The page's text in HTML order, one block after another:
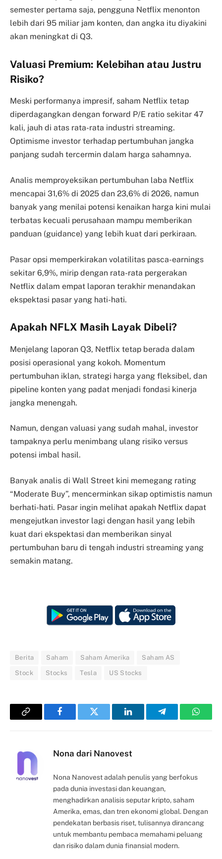
semester pertama saja, pengguna Netflix menonton
lebih dari 95 miliar jam konten, dan angka itu diyakini
akan meningkat di Q3.
Valuasi Premium: Kelebihan atau Justru
Risiko?
Meski performanya impresif, saham Netflix tetap
diperdagangkan dengan forward P/E ratio sekitar 47
kali, jauh di atas rata-rata industri streaming.
Optimisme investor terhadap pertumbuhan jangka
panjang sudah tercermin dalam harga sahamnya.
Analis memproyeksikan pertumbuhan laba Netflix
mencapai 31,6% di 2025 dan 23,6% di 2026, namun
banyak yang menilai potensi kenaikan harga kini mulai
terbatas kecuali perusahaan mampu memberikan
panduan (guidance) yang lebih kuat dari perkiraan.
Pasar opsi memperkirakan volatilitas pasca-earnings
sekitar 6,9%, mirip dengan rata-rata pergerakan
Netflix dalam empat laporan terakhir menandakan
ekspektasi pasar yang hati-hati.
Apakah NFLX Masih Layak Dibeli?
Menjelang laporan Q3, Netflix tetap berada dalam
posisi operasional yang kokoh. Momentum
pertumbuhan iklan, strategi harga yang fleksibel, dan
pipeline konten yang padat menjadi fondasi kinerja
jangka menengah.
Namun, dengan valuasi yang sudah mahal, investor
tampaknya perlu menimbang ulang risiko versus
potensi imbal hasil.
Banyak analis di Wall Street kini memegang rating
“Moderate Buy”, mencerminkan sikap optimistis namun
berhati-hati. Pasar ingin melihat apakah Netflix dapat
mengejutkan investor lagi dengan hasil yang lebih
kuat dari ekspektasi dan memberikan sinyal
pertumbuhan baru di tengah industri streaming yang
semakin matang.
Berita Saham Saham Amerika Saham AS
Stock Stocks Tesla US Stocks
Copy
FacebookTwitter LinkedInTelegram
Nona dari Nanovest
Nona Nanovest adalah penulis yang berfokus
pada dunia investasi dan keuangan,
menghadirkan analisis seputar kripto, saham
Amerika, emas, dan tren ekonomi global. Dengan
pendekatan berbasis riset, tulisannya dirancang
untuk membantu pembaca memahami peluang
dan risiko dalam dunia finansial modern.